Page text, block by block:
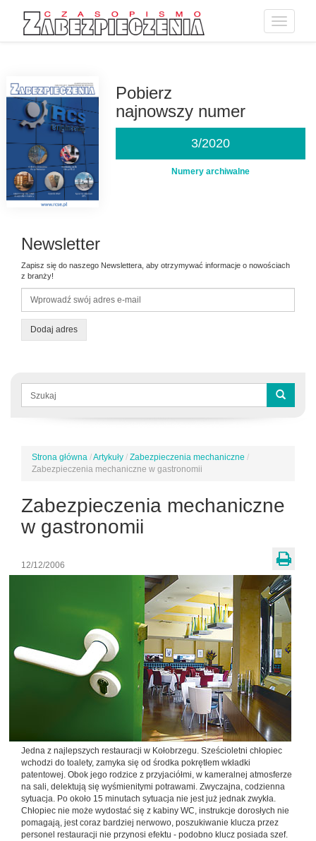
Toggle
Pobierz
najnowszy numer
3/2020
Numery archiwalne
Newsletter
Zapisz się do naszego Newslettera, aby otrzymywać informacje o nowościach
z branży!
Dodaj adres
Formularz
wyszukiwania
Jesteś
tutaj
Strona główna /Artykuły / Zabezpieczenia mechaniczne /
Zabezpieczenia mechaniczne w gastronomii
Zabezpieczenia mechaniczne
w gastronomii
12/12/2006
Jedna z najlepszych restauracji w Kołobrzegu. Sześcioletni chłopiec
wchodzi do toalety, zamyka się od środka pokrętłem wkładki
patentowej. Obok jego rodzice z przyjaciółmi, w kameralnej atmosferze
na sali, delektują się wyśmienitymi potrawami. Zwyczajna, codzienna
sytuacja. Po około 15 minutach sytuacja nie jest już jednak zwykła.
Chłopiec nie może wydostać się z kabiny WC, instrukcje dorosłych nie
pomagają, jest coraz bardziej nerwowo, poszukiwanie klucza przez
personel restauracji nie przynosi efektu - podobno klucz posiada szef.